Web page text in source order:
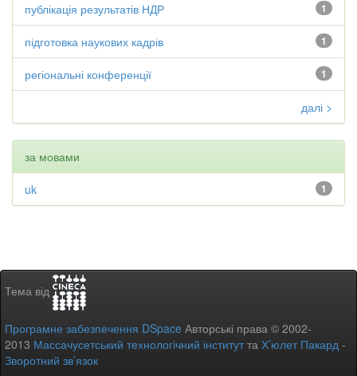
1
публікація результатів НДР
1
підготовка наукових кадрів
1
регіональні конференції
далі >
за мовами
1
uk
Тема від
Програмне забезпечення DSpace Авторські права © 2002-
2013 Массачусетський технологічний інститутта Х’юлет Пакард -
Зворотний зв’язок